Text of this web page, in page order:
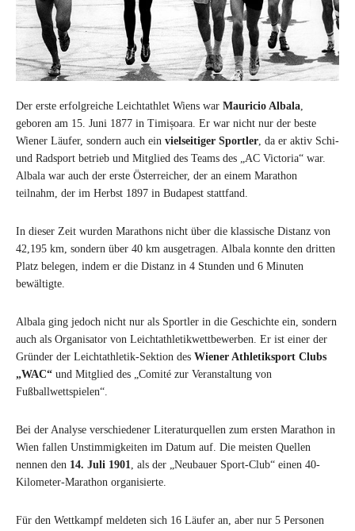
Der erste erfolgreiche Leichtathlet Wiens war Mauricio Albala,
geboren am 15. Juni 1877 in Timișoara. Er war nicht nur der beste
Wiener Läufer, sondern auch ein vielseitiger Sportler, da er aktiv Schi-
und Radsport betrieb und Mitglied des Teams des „AC Victoria“ war.
Albala war auch der erste Österreicher, der an einem Marathon
teilnahm, der im Herbst 1897 in Budapest stattfand.
In dieser Zeit wurden Marathons nicht über die klassische Distanz von
42,195 km, sondern über 40 km ausgetragen. Albala konnte den dritten
Platz belegen, indem er die Distanz in 4 Stunden und 6 Minuten
bewältigte.
Albala ging jedoch nicht nur als Sportler in die Geschichte ein, sondern
auch als Organisator von Leichtathletikwettbewerben. Er ist einer der
Gründer der Leichtathletik-Sektion des Wiener Athletiksport Clubs
„WAC“ und Mitglied des „Comité zur Veranstaltung von
Fußballwettspielen“.
Bei der Analyse verschiedener Literaturquellen zum ersten Marathon in
Wien fallen Unstimmigkeiten im Datum auf. Die meisten Quellen
nennen den 14. Juli 1901, als der „Neubauer Sport-Club“ einen 40-
Kilometer-Marathon organisierte.
Für den Wettkampf meldeten sich 16 Läufer an, aber nur 5 Personen